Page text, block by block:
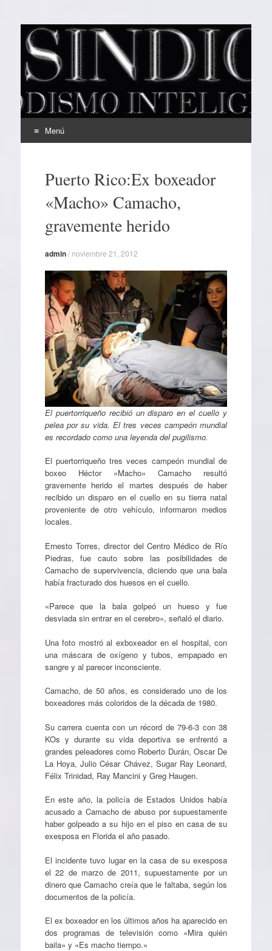
EL SINDICAL
Periodismo Inteligente
Menú
contenidoPuerto Rico:Ex boxeador
«Macho» Camacho,
gravemente herido
admin/ noviembre 21, 2012
El puertorriqueño recibió un disparo en el cuello y
pelea por su vida. El tres veces campeón mundial
es recordado como una leyenda del pugilismo.
El puertorriqueño tres veces campeón mundial de
boxeo Héctor «Macho» Camacho resultó
gravemente herido el martes después de haber
recibido un disparo en el cuello en su tierra natal
proveniente de otro vehículo, informaron medios
locales.
Ernesto Torres, director del Centro Médico de Río
Piedras, fue cauto sobre las posibilidades de
Camacho de supervivencia, diciendo que una bala
había fracturado dos huesos en el cuello.
«Parece que la bala golpeó un hueso y fue
desviada sin entrar en el cerebro», señaló el diario.
Una foto mostró al exboxeador en el hospital, con
una máscara de oxígeno y tubos, empapado en
sangre y al parecer inconsciente.
Camacho, de 50 años, es considerado uno de los
boxeadores más coloridos de la década de 1980.
Su carrera cuenta con un récord de 79-6-3 con 38
KOs y durante su vida deportiva se enfrentó a
grandes peleadores como Roberto Durán, Oscar De
La Hoya, Julio César Chávez, Sugar Ray Leonard,
Félix Trinidad, Ray Mancini y Greg Haugen.
En este año, la policía de Estados Unidos había
acusado a Camacho de abuso por supuestamente
haber golpeado a su hijo en el piso en casa de su
exesposa en Florida el año pasado.
El incidente tuvo lugar en la casa de su exesposa
el 22 de marzo de 2011, supuestamente por un
dinero que Camacho creía que le faltaba, según los
documentos de la policía.
El ex boxeador en los últimos años ha aparecido en
dos programas de televisión como «Mira quién
baila» y «Es macho tiempo.»